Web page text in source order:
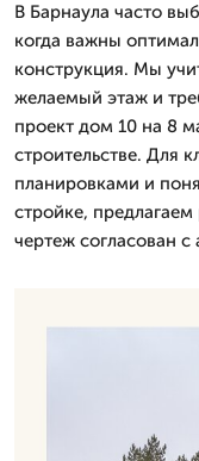
В Барнаула часто
когда важны
конструкция. Мы
желаемый этаж и
проект дом 10 на 8
строительстве. Для
планировками и
стройке,
чертеж согласован